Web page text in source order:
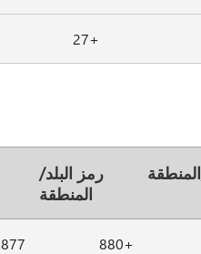
+27
المنطقة
رمز البلد/
المنطقة
+880
877 857 3235